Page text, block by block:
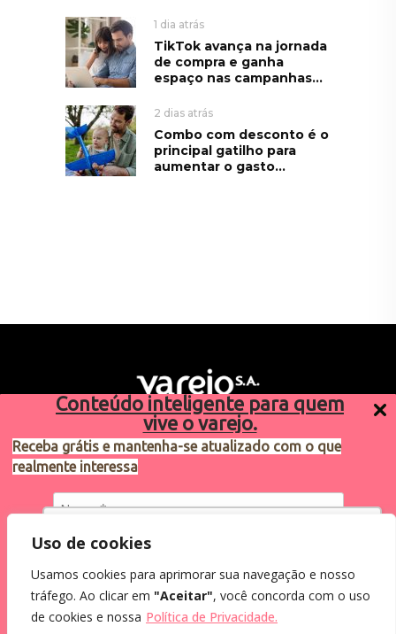
Conteúdo inteligente para quem
vive o varejo.
Receba grátis e mantenha-se atualizado com o que
realmente interessa
Eu concordo em receber comunicações.
Ao informar meus dados, eu concordo com a
Utilizamos cookies para oferecer melhor
como você interage em nosso site e
personalizar conteúdo.
Uso de cookies
Usamos cookies para aprimorar sua navegação e nosso
tráfego. Ao clicar em "Aceitar", você concorda com o uso
de cookies e nossa Política de Privacidade.
1 dia atrás
TikTok avança na jornada
de compra e ganha
espaço nas campanhas...
2 dias atrás
Combo com desconto é o
principal gatilho para
aumentar o gasto...
Sugestões de pauta
varejosa@cndl.org.br
2024®. Todos os direitos reservados.